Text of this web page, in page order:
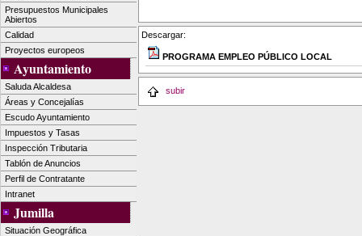
Presupuestos Municipales
Abiertos
Calidad
Proyectos europeos
Ayuntamiento
Saluda Alcaldesa
Áreas y Concejalías
Escudo Ayuntamiento
Impuestos y Tasas
Inspección Tributaria
Tablón de Anuncios
Perfil de Contratante
Intranet
Jumilla
Situación Geográfica
Descargar:
PROGRAMA EMPLEO PÚBLICO LOCAL
subir